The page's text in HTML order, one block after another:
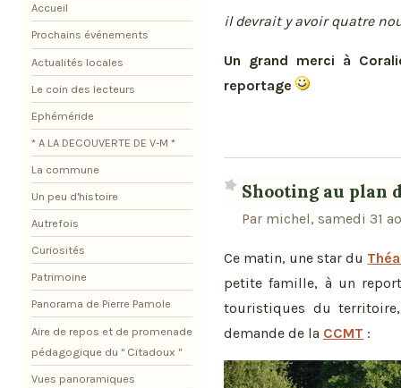
il devrait y avoir quatre
Un grand merci à
reportage
Shooting au plan
Par michel, samedi 31
Ce matin, une star du
petite famille, à un
touristiques du
demande de la CCMT :
Accueil
Prochains événements
Actualités locales
Le coin des lecteurs
Ephéméride
* A LA DECOUVERTE DE V-M *
La commune
Un peu d'histoire
Autrefois
Curiosités
Patrimoine
Panorama de Pierre Pamole
Aire de repos et de promenade
pédagogique du " Citadoux "
Vues panoramiques